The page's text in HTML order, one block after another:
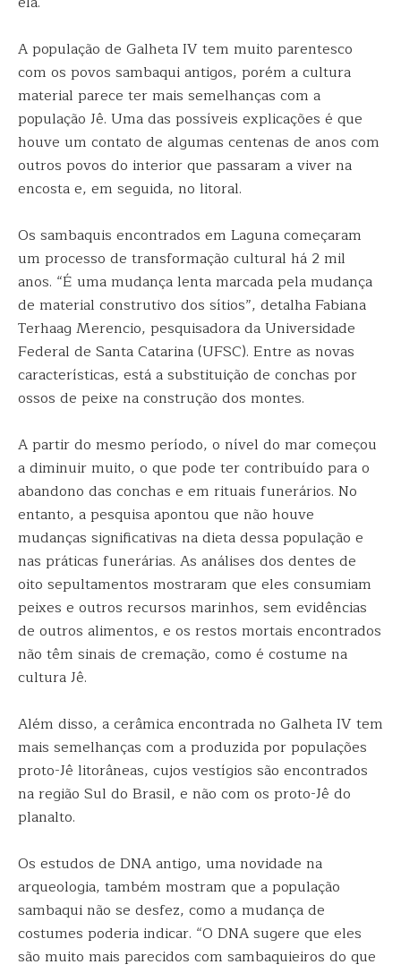
A população de Galheta IV tem muito parentesco
com os povos sambaqui antigos, porém a cultura
material parece ter mais semelhanças com a
população Jê. Uma das possíveis explicações é que
houve um contato de algumas centenas de anos com
outros povos do interior que passaram a viver na
encosta e, em seguida, no litoral.
Os sambaquis encontrados em Laguna começaram
um processo de transformação cultural há 2 mil
anos. “É uma mudança lenta marcada pela mudança
de material construtivo dos sítios”, detalha Fabiana
Terhaag Merencio, pesquisadora da Universidade
Federal de Santa Catarina (UFSC). Entre as novas
características, está a substituição de conchas por
ossos de peixe na construção dos montes.
A partir do mesmo período, o nível do mar começou
a diminuir muito, o que pode ter contribuído para o
abandono das conchas e em rituais funerários. No
entanto, a pesquisa apontou que não houve
mudanças significativas na dieta dessa população e
nas práticas funerárias. As análises dos dentes de
oito sepultamentos mostraram que eles consumiam
peixes e outros recursos marinhos, sem evidências
de outros alimentos, e os restos mortais encontrados
não têm sinais de cremação, como é costume na
cultura Jê.
Além disso, a cerâmica encontrada no Galheta IV tem
mais semelhanças com a produzida por populações
proto-Jê litorâneas, cujos vestígios são encontrados
na região Sul do Brasil, e não com os proto-Jê do
planalto.
Os estudos de DNA antigo, uma novidade na
arqueologia, também mostram que a população
sambaqui não se desfez, como a mudança de
costumes poderia indicar. “O DNA sugere que eles
são muito mais parecidos com sambaquieiros do que